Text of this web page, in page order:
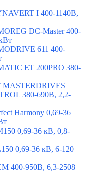
I 400-1140В,
DC-Master 400-
611 400-
ET 200PRO 380-
380-690В, 2,2-
Harmony 0,69-36
0,69-36 кВ, 0,8-
0,69-36 кВ, 6-120
400-950В, 6,3-2508